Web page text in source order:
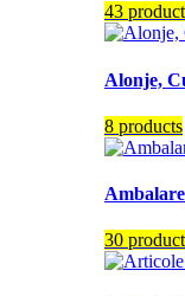
43
Alonje,
8 products
Ambalare
30